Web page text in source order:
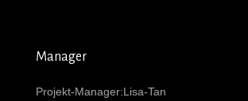
Manager
Projekt-Manager:Lisa-Tan